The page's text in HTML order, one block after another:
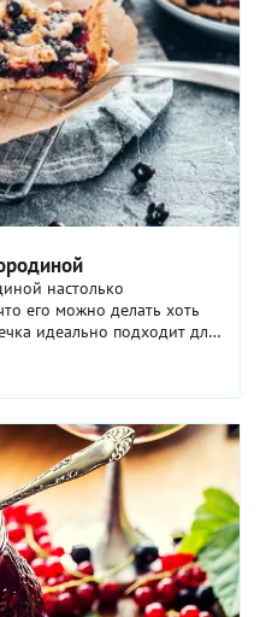
настолько
его можно делать хоть
идеально подходит для
и рассыпчатое тесто
вкус ягод с приятной
блюда и говорить
черной смородиной лучше
ягодами, прямо с куста,
Причем, тратить время
достаньте их из
по рецепту.